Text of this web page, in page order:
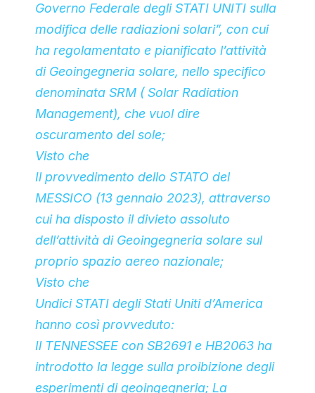
Governo Federale degli STATI UNITI sulla
modifica delle radiazioni solari”, con cui
ha regolamentato e pianificato l’attività
di Geoingegneria solare, nello specifico
denominata SRM ( Solar Radiation
Management), che vuol dire
oscuramento del sole;
Visto che
Il provvedimento dello STATO del
MESSICO (13 gennaio 2023), attraverso
cui ha disposto il divieto assoluto
dell’attività di Geoingegneria solare sul
proprio spazio aereo nazionale;
Visto che
Undici STATI degli Stati Uniti d’America
hanno così provveduto:
Il TENNESSEE con SB2691 e HB2063 ha
introdotto la legge sulla proibizione degli
esperimenti di geoingegneria; La